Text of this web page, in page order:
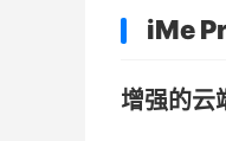
iMe
增强的云